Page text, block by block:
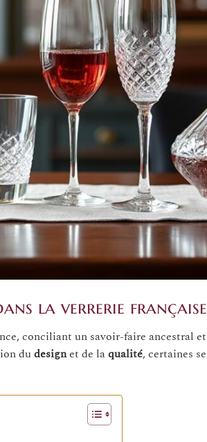
la verrerie française
conciliant un savoir-faire ancestral
dudesignet de laqualité, certaines